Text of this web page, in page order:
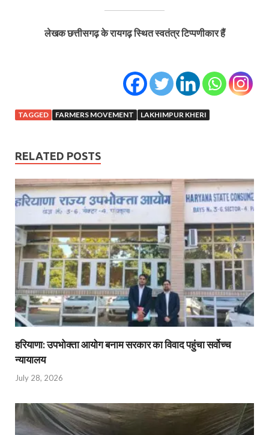
लेखक छत्तीसगढ़ के रायगढ़ स्थित स्वतंत्र टिप्पणीकार हैं
TAGGED FARMERS MOVEMENT LAKHIMPUR KHERI
RELATED POSTS
हरियाणा: उपभोक्ता आयोग बनाम सरकार का विवाद पहुंचा सर्वोच्च
न्यायालय
July 28, 2026